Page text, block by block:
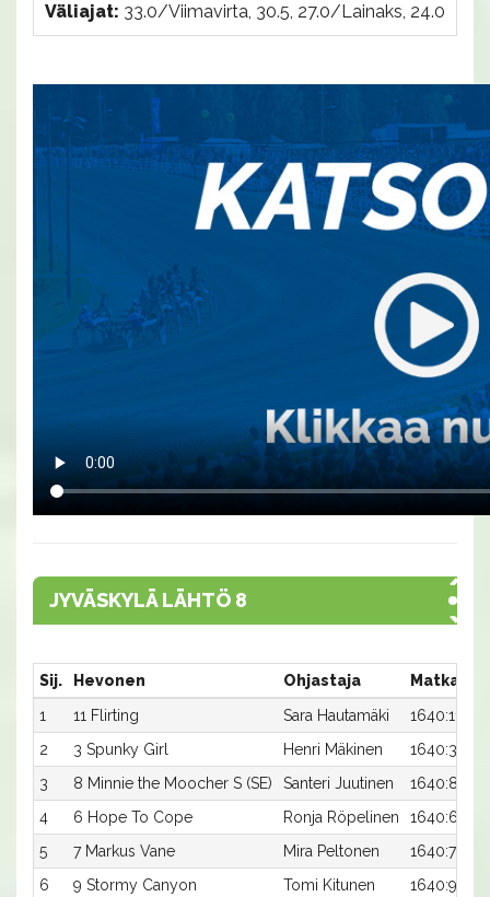
Väliajat: 33.0/Viimavirta, 30.5, 27.0/Lainaks, 24.0
JYVÄSKYLÄ LÄHTÖ 8
Sij. Hevonen Ohjastaja
1
11 Flirting Sara Hautamäki
1640:11
2
3 Spunky Girl Henri Mäkinen
1640:3
3
8 Minnie the Moocher S (SE) Santeri Juutinen
1640:8
4
6 Hope To Cope Ronja Röpelinen
1640:6
5
7 Markus Vane Mira Peltonen
1640:7
6
9 Stormy Canyon Tomi Kitunen 1640:9